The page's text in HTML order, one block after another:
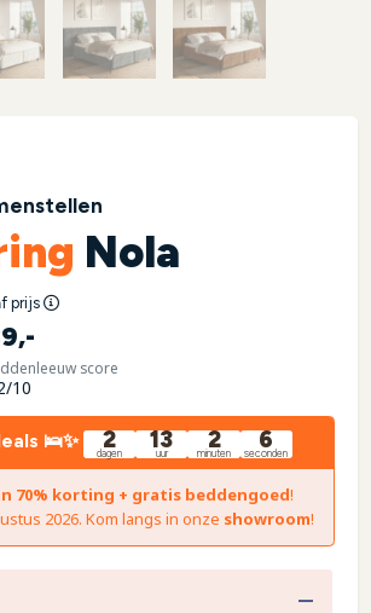
Nola
prijs
score
10
🛌✨ 2
dagen 13
uur 2
minuten 5
seconden
70% korting + gratis beddengoed!
2026. Kom langs in onze showroom!